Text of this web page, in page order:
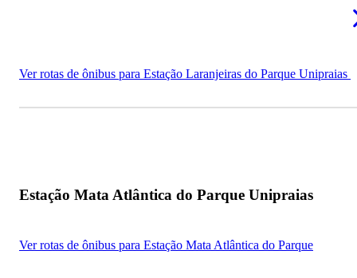
Ver rotas de ônibus para Estação Laranjeiras do Parque Unipraias
Estação Mata Atlântica do Parque Unipraias
Ver rotas de ônibus para Estação Mata Atlântica do Parque